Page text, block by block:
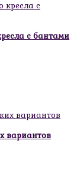
с бантами
вариантов